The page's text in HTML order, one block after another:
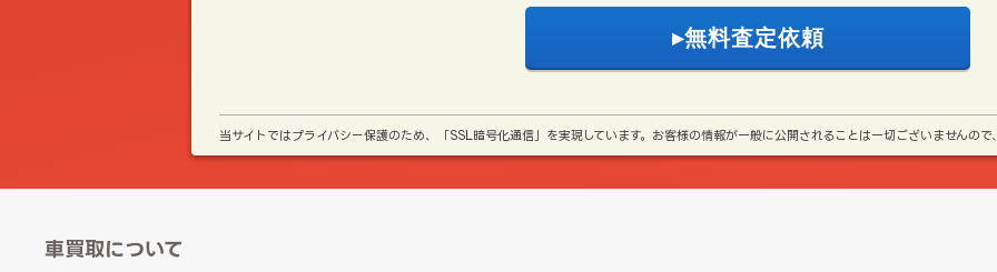
当サイトではプライバシー保護のため、「SSL暗号化通信」を実現しています。お客様の情報が一般に公開されることは一切ございませんの
車買取について